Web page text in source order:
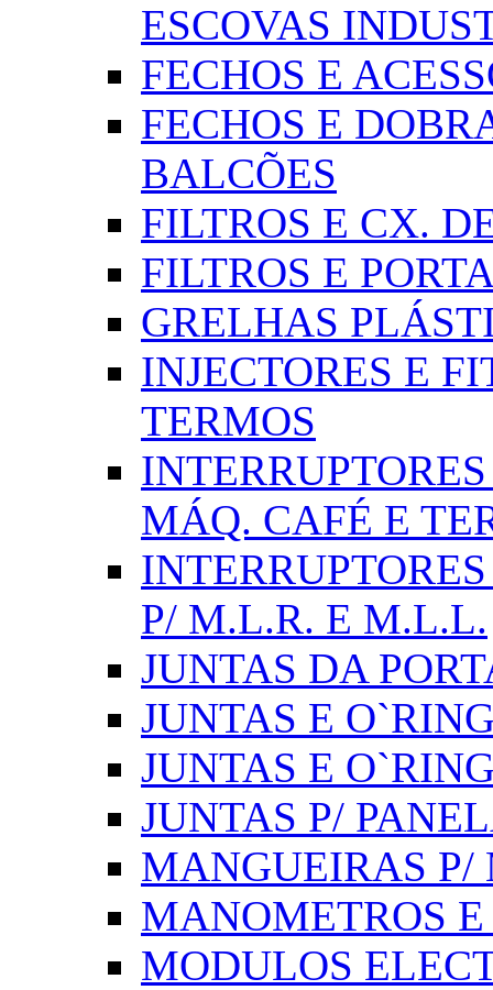
ESCOVAS
FECHOS E
FECHOS E
BALCÕES
FILTROS E CX.
FILTROS E
GRELHAS
INJECTORES E
TERMOS
MÁQ. CAFÉ E
P/ M.L.R. E M.L.L.
JUNTAS DA
JUNTAS E
JUNTAS E
JUNTAS P/
MANGUEIRAS
MANOMETROS
MODULOS